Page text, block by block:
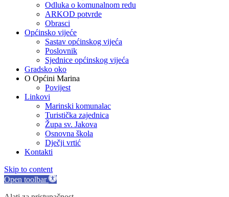
Odluka o komunalnom redu
ARKOD potvrde
Obrasci
Općinsko vijeće
Sastav općinskog vijeća
Poslovnik
Sjednice općinskog vijeća
Gradsko oko
O Općini Marina
Povijest
Linkovi
Marinski komunalac
Turistička zajednica
Župa sv. Jakova
Osnovna škola
Dječji vrtić
Kontakti
Skip to content
Open toolbar